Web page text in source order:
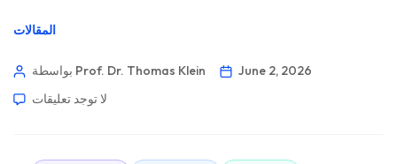
المقالات
بواسطة Prof. Dr. Thomas Klein
June 2, 2026
لا توجد تعليقات